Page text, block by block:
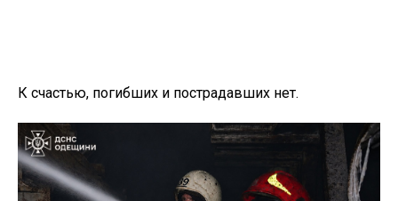
К счастью, погибших и пострадавших нет.